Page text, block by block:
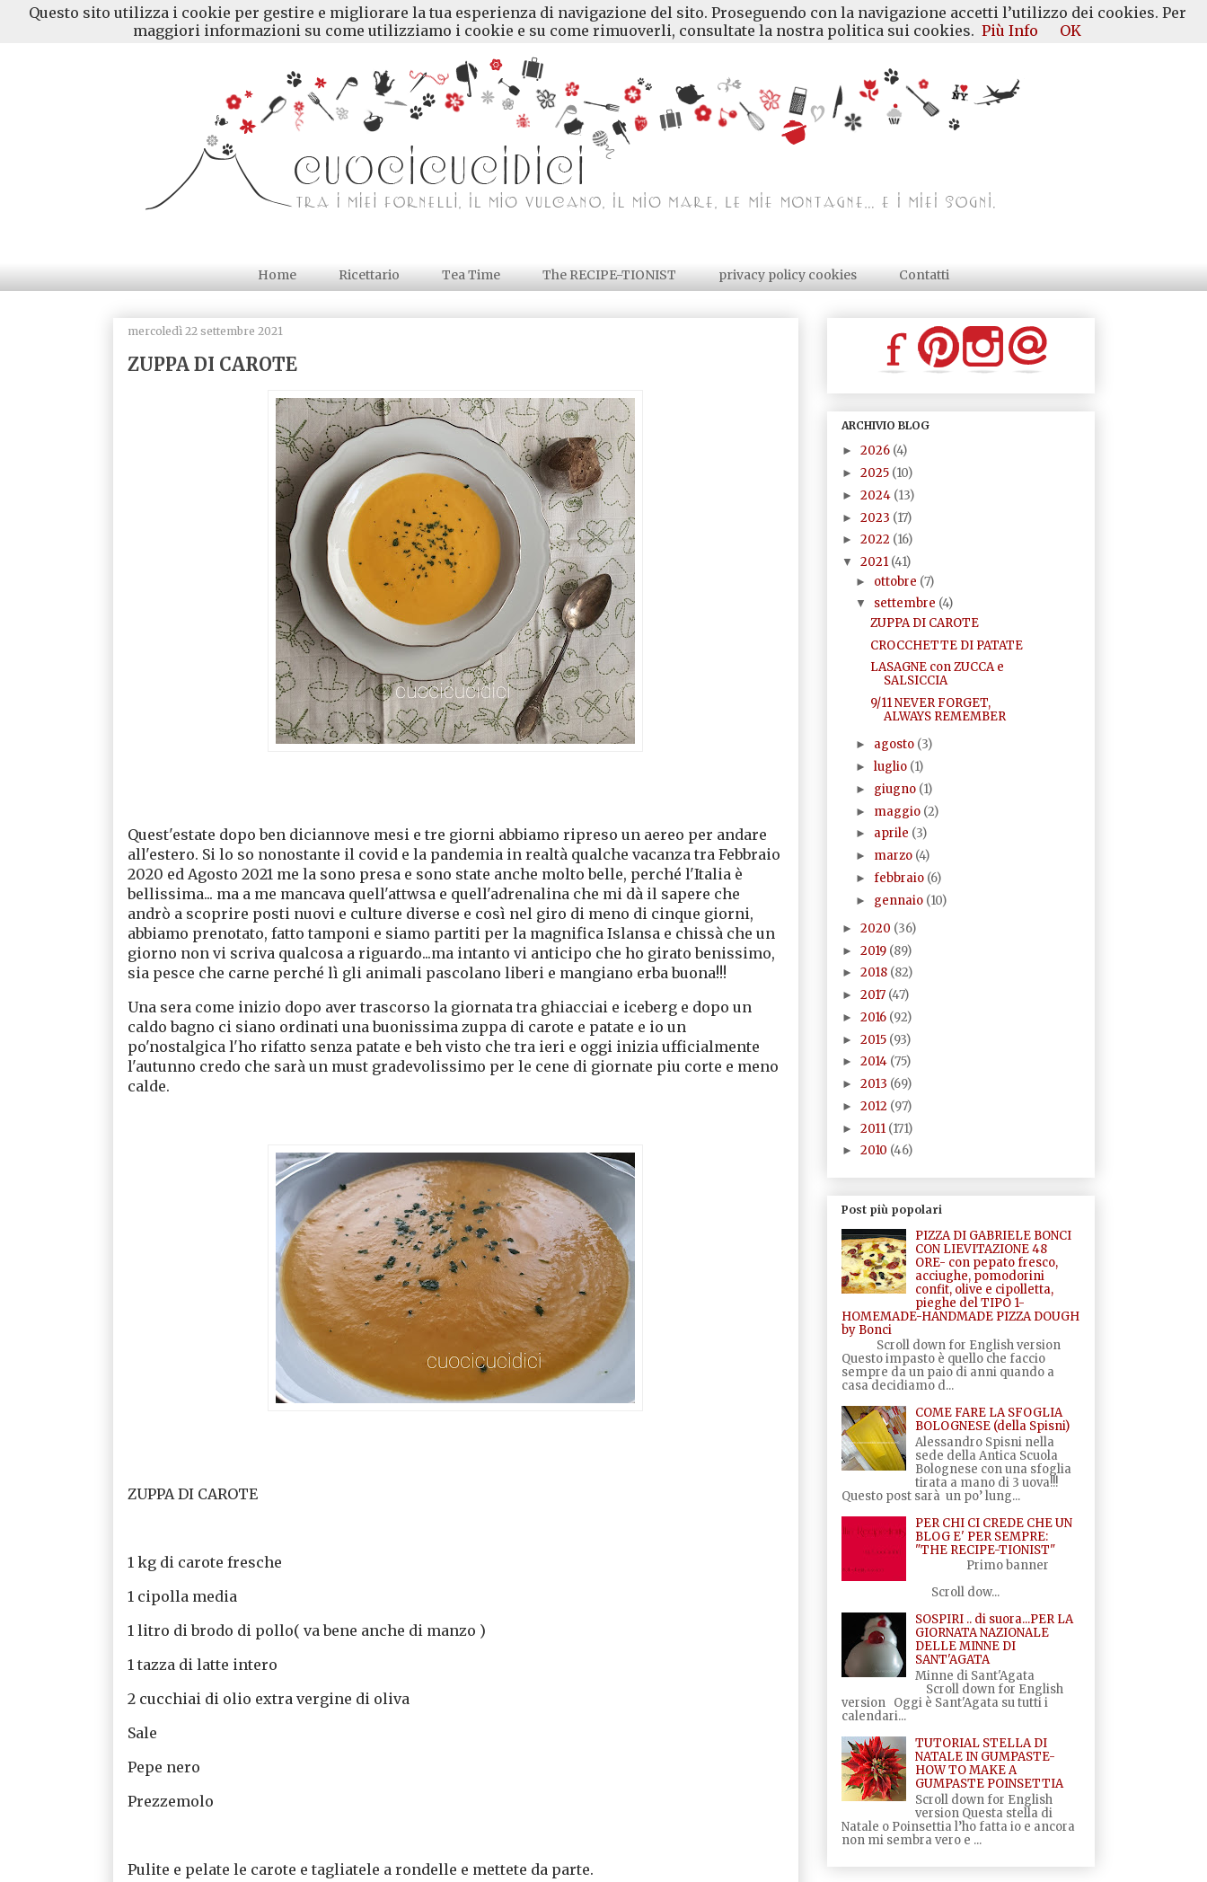
Home Ricettario Tea Time The RECIPE-TIONIST privacy policy cookies Contatti
mercoledì 22 settembre 2021
ZUPPA DI CAROTE
Quest'estate dopo ben diciannove mesi e tre giorni abbiamo ripreso un aereo per andare
all'estero. Si lo so nonostante il covid e la pandemia in realtà qualche vacanza tra Febbraio
2020 ed Agosto 2021 me la sono presa e sono state anche molto belle, perché l'Italia è
bellissima... ma a me mancava quell'attwsa e quell'adrenalina che mi dà il sapere che
andrò a scoprire posti nuovi e culture diverse e così nel giro di meno di cinque giorni,
abbiamo prenotato, fatto tamponi e siamo partiti per la magnifica Islansa e chissà che un
giorno non vi scriva qualcosa a riguardo...ma intanto vi anticipo che ho girato benissimo,
sia pesce che carne perché lì gli animali pascolano liberi e mangiano erba buona!!!
Una sera come inizio dopo aver trascorso la giornata tra ghiacciai e iceberg e dopo un
caldo bagno ci siano ordinati una buonissima zuppa di carote e patate e io un
po'nostalgica l'ho rifatto senza patate e beh visto che tra ieri e oggi inizia ufficialmente
l'autunno credo che sarà un must gradevolissimo per le cene di giornate piu corte e meno
calde.
ZUPPA DI CAROTE
1 kg di carote fresche
1 cipolla media
1 litro di brodo di pollo( va bene anche di manzo )
1 tazza di latte intero
2 cucchiai di olio extra vergine di oliva
Sale
Pepe nero
Prezzemolo
Pulite e pelate le carote e tagliatele a rondelle e mettete da parte.
ARCHIVIO BLOG
► 2026 (4)
► 2025 (10)
► 2024 (13)
► 2023 (17)
► 2022 (16)
▼ 2021 (41)
► ottobre (7)
▼ settembre (4)
ZUPPA DI CAROTE
CROCCHETTE DI PATATE
LASAGNE con ZUCCA e
SALSICCIA
9/11 NEVER FORGET,
ALWAYS REMEMBER
► agosto (3)
►luglio (1)
► giugno (1)
► maggio (2)
► aprile (3)
► marzo (4)
►febbraio (6)
► gennaio (10)
► 2020 (36)
► 2019 (89)
► 2018 (82)
► 2017 (47)
► 2016 (92)
► 2015 (93)
► 2014 (75)
► 2013 (69)
► 2012 (97)
► 2011 (171)
► 2010 (46)
Post più popolari
PIZZA DI GABRIELE BONCI
CON LIEVITAZIONE 48
ORE- con pepato fresco,
acciughe, pomodorini
confit, olive e cipolletta,
pieghe del TIPO 1-
HOMEMADE-HANDMADE PIZZA DOUGH
by Bonci
Scroll down for English version
Questo impasto è quello che faccio
sempre da un paio di anni quando a
casa decidiamo d...
COME FARE LA SFOGLIA
BOLOGNESE (della Spisni)
Alessandro Spisni nella
sede della Antica Scuola
Bolognese con una sfoglia
tirata a mano di 3 uova!!!
Questo post sarà un po’ lung...
PER CHI CI CREDE CHE UN
BLOG E' PER SEMPRE:
"THE RECIPE-TIONIST"
Primo banner
Scroll dow...
SOSPIRI .. di suora...PER LA
GIORNATA NAZIONALE
DELLE MINNE DI
SANT'AGATA
Minne di Sant'Agata
Scroll down for English
version Oggi è Sant'Agata su tutti i
calendari...
TUTORIAL STELLA DI
NATALE IN GUMPASTE-
HOW TO MAKE A
GUMPASTE POINSETTIA
Scroll down for English
version Questa stella di
Natale o Poinsettia l’ho fatta io e ancora
non mi sembra vero e ...
Questo sito utilizza i cookie per gestire e migliorare la tua esperienza di navigazione del sito. Proseguendo con la navigazione accetti l’utilizzo dei cookies. Per
maggiori informazioni su come utilizziamo i cookie e su come rimuoverli, consultate la nostra politica sui cookies. Più Info OK